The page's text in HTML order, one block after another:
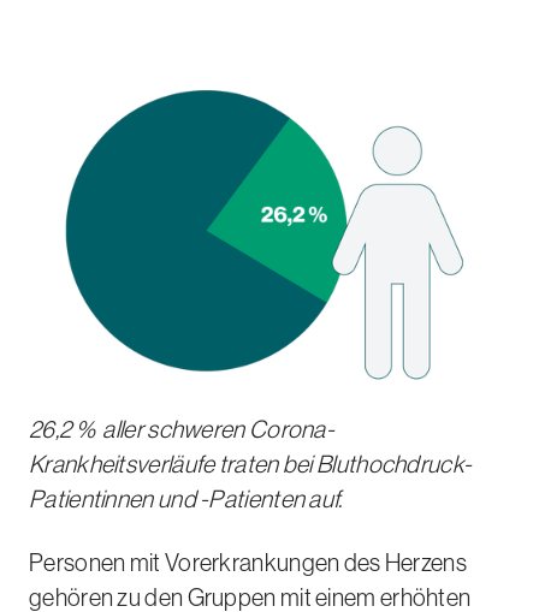
26,2 %aller schweren Corona-
Krankheitsverläufe traten bei Bluthochdruck-
Patientinnen und -Patienten auf.
Personen mit Vorerkrankungen des Herzens
gehören zu den Gruppen mit einem erhöhten